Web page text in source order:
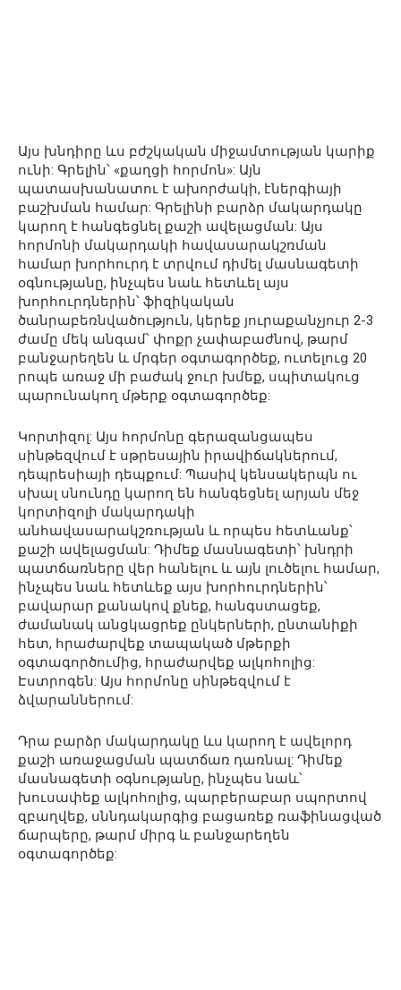
Այս խնդիրը ևս բժշկական միջամտության կարիք
ունի: Գրելին՝ «քաղցի հորմոն»: Այն
պատասխանատու է ախորժակի, էներգիայի
բաշխման համար: Գրելինի բարձր մակարդակը
կարող է հանգեցնել քաշի ավելացման: Այս
հորմոնի մակարդակի հավասարակշռման
համար խորհուրդ է տրվում դիմել մասնագետի
օգնությանը, ինչպես նաև հետևել այս
խորհուրդներին՝ ֆիզիկական
ծանրաբեռնվածություն, կերեք յուրաքանչյուր 2-3
ժամը մեկ անգամ՝ փոքր չափաբաժնով, թարմ
բանջարեղեն և մրգեր օգտագործեք, ուտելուց 20
րոպե առաջ մի բաժակ ջուր խմեք, սպիտակուց
պարունակող մթերք օգտագործեք:
Կորտիզոլ: Այս հորմոնը գերազանցապես
սինթեզվում է սթրեսային իրավիճակներում,
դեպրեսիայի դեպքում: Պասիվ կենսակերպն ու
սխալ սնունդը կարող են հանգեցնել արյան մեջ
կորտիզոլի մակարդակի
անհավասարակշռության և որպես հետևանք՝
քաշի ավելացման: Դիմեք մասնագետի՝ խնդրի
պատճառները վեր հանելու և այն լուծելու համար,
ինչպես նաև հետևեք այս խորհուրդներին՝
բավարար քանակով քնեք, հանգստացեք,
ժամանակ անցկացրեք ընկերների, ընտանիքի
հետ, հրաժարվեք տապակած մթերքի
օգտագործումից, հրաժարվեք ալկոհոլից:
Էստրոգեն: Այս հորմոնը սինթեզվում է
ձվարաններում:
Դրա բարձր մակարդակը ևս կարող է ավելորդ
քաշի առաջացման պատճառ դառնալ: Դիմեք
մասնագետի օգնությանը, ինչպես նաև՝
խուսափեք ալկոհոլից, պարբերաբար սպորտով
զբաղվեք, սննդակարգից բացառեք ռաֆինացված
ճարպերը, թարմ միրգ և բանջարեղեն
օգտագործեք: